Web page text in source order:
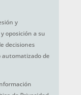
y
oposición a su
decisiones
de